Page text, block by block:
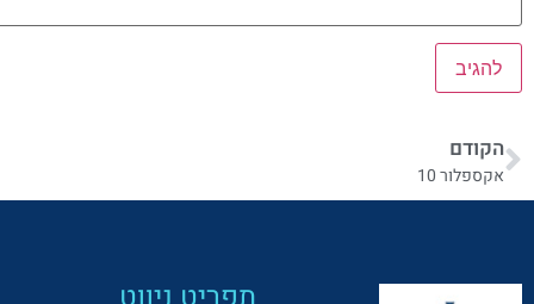
הקודם
אקספלור 10